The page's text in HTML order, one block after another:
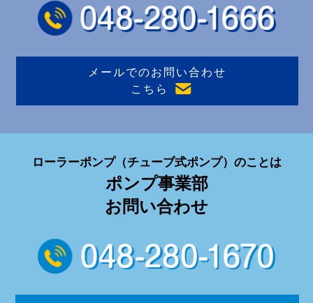
メールでのお問い合わせ
こちら
ローラーポンプ（チューブ式ポンプ） のことは
ポンプ事業部
お問い合わせ